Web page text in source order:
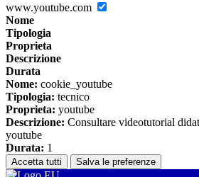
www.youtube.com
Nome
Tipologia
Proprieta
Descrizione
Durata
Nome: cookie_youtube
Tipologia: tecnico
Proprieta: youtube
Descrizione: Consultare videotutorial
youtube
Durata: 1
Accetta tutti Salva le preferenze